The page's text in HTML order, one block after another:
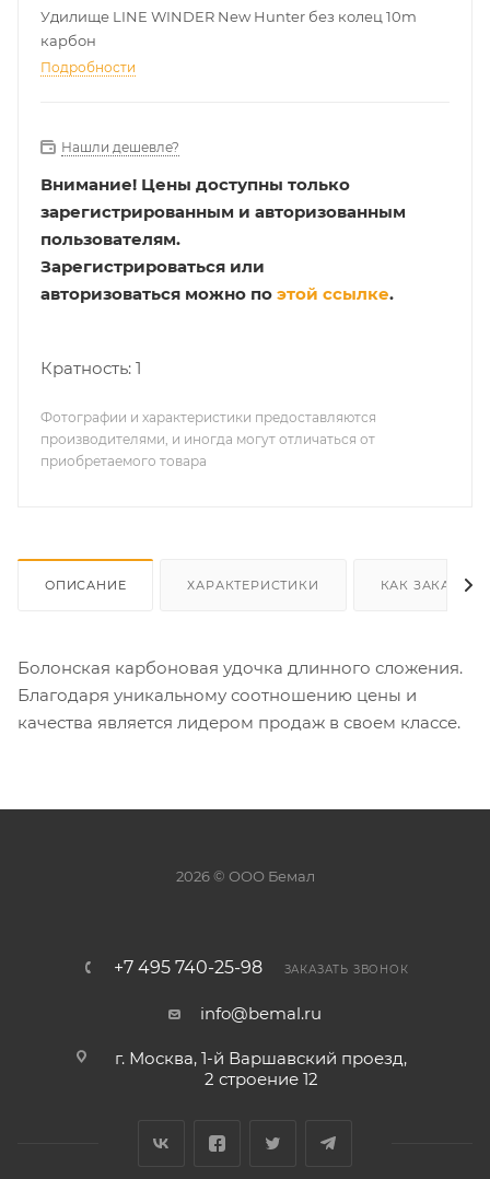
Удилище LINE WINDER New Hunter без колец 10m
карбон
Подробности
Нашли дешевле?
Внимание! Цены доступны только
зарегистрированным и авторизованным
пользователям.
Зарегистрироваться или
авторизоваться можно по этой ссылке.
Кратность: 1
Фотографии и характеристики предоставляются
производителями, и иногда могут отличаться от
приобретаемого товара
ОПИСАНИЕ ХАРАКТЕРИСТИКИ КАК ЗАКАЗАТЬ
Болонская карбоновая удочка длинного сложения.
Благодаря уникальному соотношению цены и
качества является лидером продаж в своем классе.
2026 © ООО Бемал
+7 495 740-25-98 ЗАКАЗАТЬ ЗВОНОК
info@bemal.ru
г. Москва, 1-й Варшавский проезд,
2 строение 12